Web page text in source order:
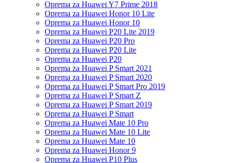
Oprema za Huawei Y7 Prime 2018
Oprema za Huawei Honor 10 Lite
Oprema za Huawei Honor 10
Oprema za Huawei P20 Lite 2019
Oprema za Huawei P20 Pro
Oprema za Huawei P20 Lite
Oprema za Huawei P20
Oprema za Huawei P Smart 2021
Oprema za Huawei P Smart 2020
Oprema za Huawei P Smart Pro 2019
Oprema za Huawei P Smart Z
Oprema za Huawei P Smart 2019
Oprema za Huawei P Smart
Oprema za Huawei Mate 10 Pro
Oprema za Huawei Mate 10 Lite
Oprema za Huawei Mate 10
Oprema za Huawei Honor 9
Oprema za Huawei P10 Plus